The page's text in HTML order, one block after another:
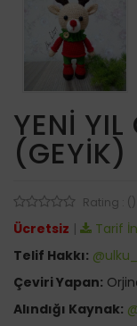
YENI YIL
(GEYIK)
Rating : ()
Ücretsiz |
Tarif
Telif Hakkı:
Çeviri Yapan:
Alındığı Kaynak: